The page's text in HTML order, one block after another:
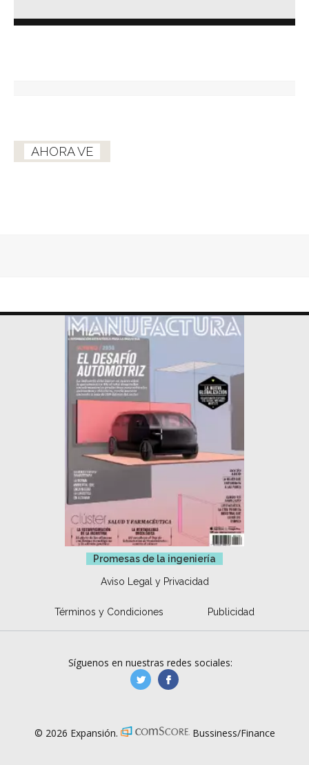
AHORA VE
Promesas de la ingeniería
Aviso Legal y Privacidad
Términos y Condiciones Publicidad
Síguenos en nuestras redes sociales:
manufacturaGE
© 2026 Expansión. Bussiness/Finance